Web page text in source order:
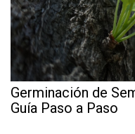
Germinación de
Guía Paso a Paso